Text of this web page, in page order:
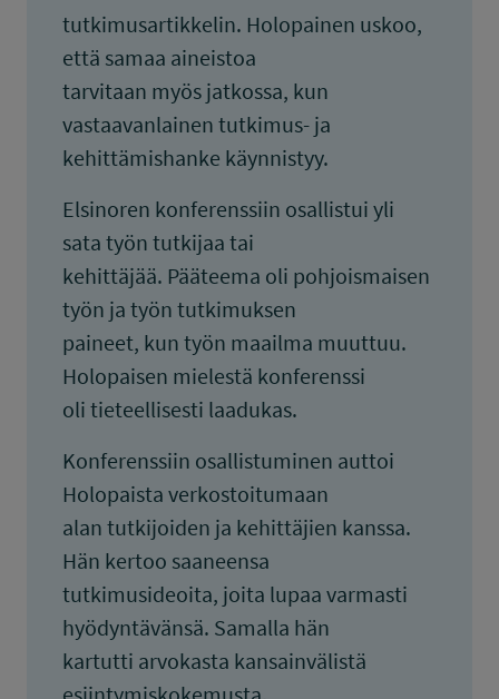
tutkimusartikkelin. Holopainen uskoo,
että samaa aineistoa
tarvitaan myös jatkossa, kun
vastaavanlainen tutkimus- ja
kehittämishanke käynnistyy.
Elsinoren konferenssiin osallistui yli
sata työn tutkijaa tai
kehittäjää. Pääteema oli pohjoismaisen
työn ja työn tutkimuksen
paineet, kun työn maailma muuttuu.
Holopaisen mielestä konferenssi
oli tieteellisesti laadukas.
Konferenssiin osallistuminen auttoi
Holopaista verkostoitumaan
alan tutkijoiden ja kehittäjien kanssa.
Hän kertoo saaneensa
tutkimusideoita, joita lupaa varmasti
hyödyntävänsä. Samalla hän
kartutti arvokasta kansainvälistä